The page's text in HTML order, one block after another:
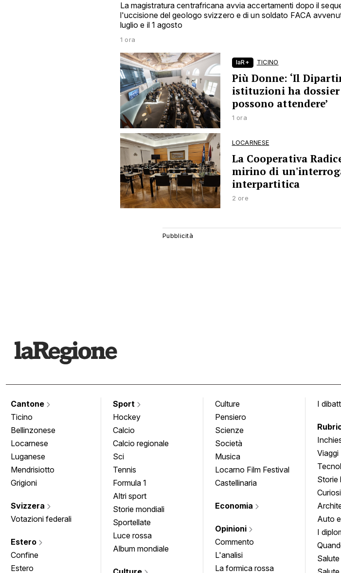
La magistratura centrafricana avvia accertamenti dopo il
l'uccisione del geologo svizzero e di un soldato FACA
luglio e il 1 agosto
1 ora
laR+ TICINO
Più Donne: ‘Il
istituzioni ha dossier
possono attendere’
1 ora
LOCARNESE
La Cooperativa
mirino di
interpartitica
2 ore
Cantone
Ticino
Bellinzonese
Locarnese
Luganese
Mendrisiotto
Grigioni
Svizzera
Votazioni federali
Estero
Confine
Estero
Sport
Hockey
Calcio
Calcio regionale
Sci
Tennis
Formula 1
Altri sport
Storie mondiali
Sportellate
Luce rossa
Album mondiale
Culture
Pensiero
Scienze
Società
Musica
Locarno Film Festival
Castellinaria
Economia
Opinioni
Commento
L'analisi
La formica rossa
I
Viaggi
Storie
Auto
I